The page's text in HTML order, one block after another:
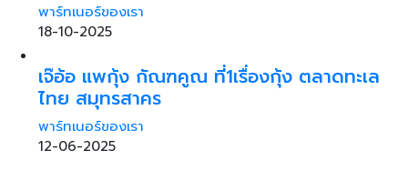
พาร์ทเนอร์ของเรา
18-10-2025
เจ๊อ้อ แพกุ้ง กัณฑคูณ ที่1เรื่องกุ้ง ตลาดทะเล
ไทย สมุทรสาคร
พาร์ทเนอร์ของเรา
12-06-2025